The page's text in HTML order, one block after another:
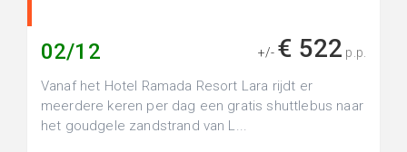
02/12 +/- € 522 p.p.
Vanaf het Hotel Ramada Resort Lara rijdt er
meerdere keren per dag een gratis shuttlebus naar
het goudgele zandstrand van L...